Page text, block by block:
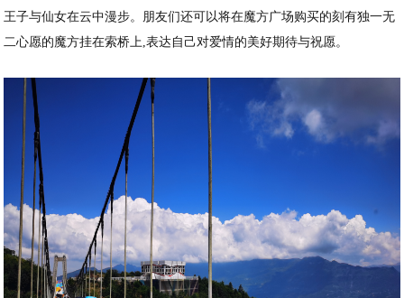
王子与仙女在云中漫步。朋友们还可以将在魔方广场购买的刻有独一无
二心愿的魔方挂在索桥上,表达自己对爱情的美好期待与祝愿。